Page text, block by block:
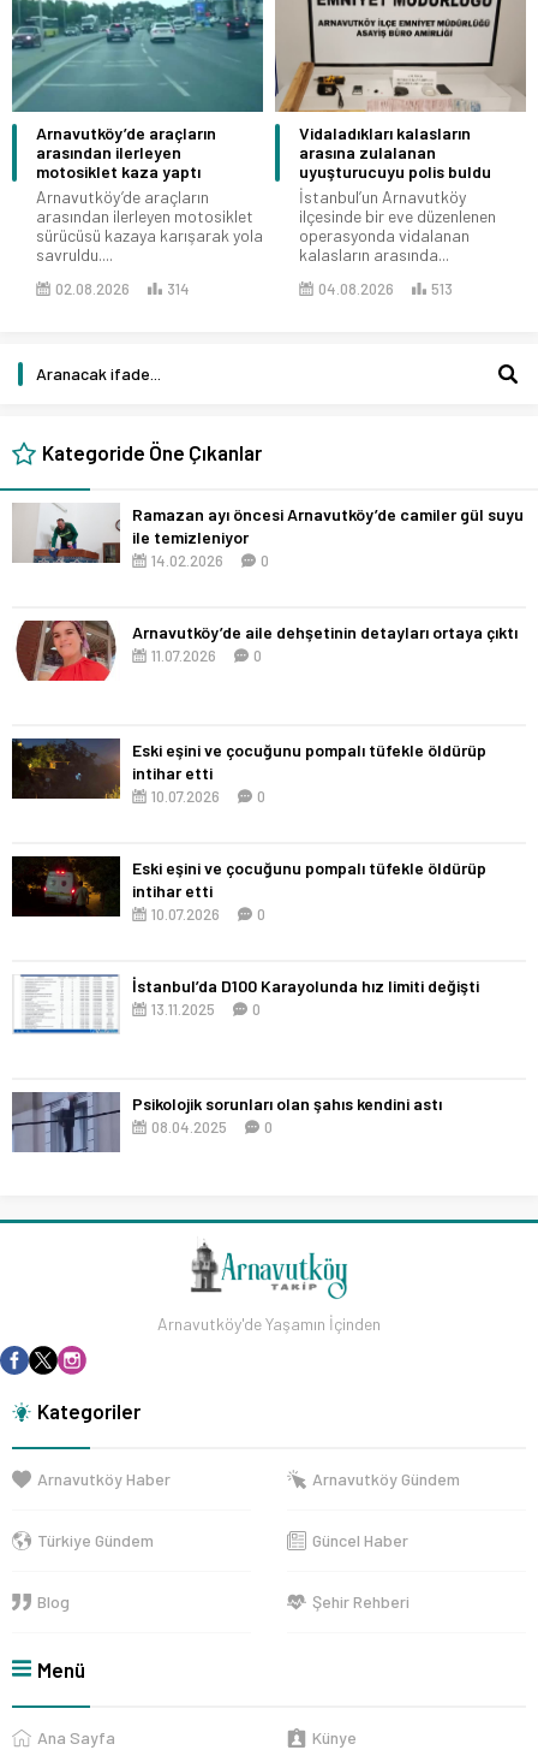
Arnavutköy’de araçların
arasından ilerleyen
motosiklet kaza yaptı
Arnavutköy’de araçların
arasından ilerleyen motosiklet
sürücüsü kazaya karışarak yola
savruldu....
02.08.2026 314
Vidaladıkları kalasların
arasına zulalanan
uyuşturucuyu polis buldu
İstanbul’un Arnavutköy
ilçesinde bir eve düzenlenen
operasyonda vidalanan
kalasların arasında...
04.08.2026 513
Kategoride Öne Çıkanlar
Ramazan ayı öncesi Arnavutköy’de camiler gül suyu
ile temizleniyor
14.02.2026 0
Arnavutköy’de aile dehşetinin detayları ortaya çıktı
11.07.2026 0
Eski eşini ve çocuğunu pompalı tüfekle öldürüp
intihar etti
10.07.2026 0
Eski eşini ve çocuğunu pompalı tüfekle öldürüp
intihar etti
10.07.2026 0
İstanbul’da D100 Karayolunda hız limiti değişti
13.11.2025 0
Psikolojik sorunları olan şahıs kendini astı
08.04.2025 0
Arnavutköy'de Yaşamın İçinden
Kategoriler
Arnavutköy Haber Arnavutköy Gündem
Türkiye Gündem Güncel Haber
Blog Şehir Rehberi
Menü
Ana Sayfa Künye